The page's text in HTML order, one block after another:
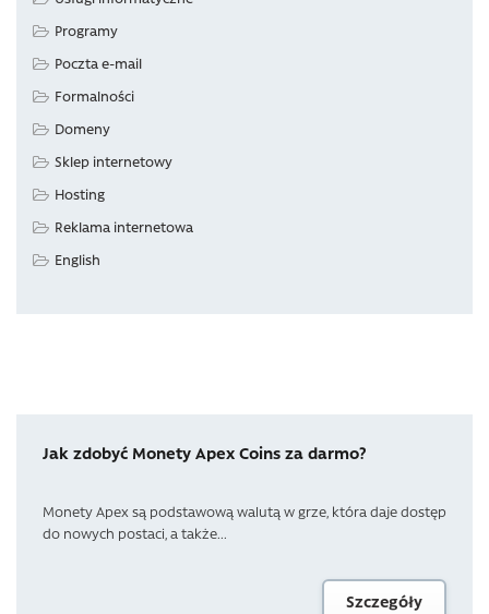
Programy
Poczta e-mail
Formalności
Domeny
Sklep internetowy
Hosting
Reklama internetowa
English
Jak zdobyć Monety Apex Coins za darmo?
Monety Apex są podstawową walutą w grze, która daje dostęp
do nowych postaci, a także...
Szczegóły